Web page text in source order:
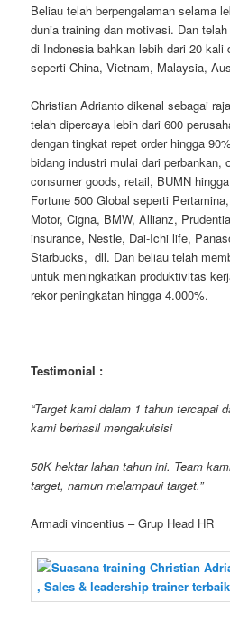
Beliau telah berpengalaman selama
dunia training dan motivasi. Dan
di Indonesia bahkan lebih dari 20 kali
seperti China, Vietnam, Malaysia,
Christian Adrianto dikenal sebagai
telah dipercaya lebih dari 600
dengan tingkat repet order hingga
bidang industri mulai dari perbankan,
consumer goods, retail, BUMN
Fortune 500 Global seperti
Motor, Cigna, BMW, Allianz,
insurance, Nestle, Dai-Ichi life,
Starbucks, dll. Dan beliau telah
untuk meningkatkan produktivitas
rekor peningkatan hingga 4.000%.
Testimonial :
“Target kami dalam 1 tahun tercapai
kami berhasil mengakuisisi
50K hektar lahan tahun ini. Team
target, namun melampaui target.”
Armadi vincentius – Grup Head HR